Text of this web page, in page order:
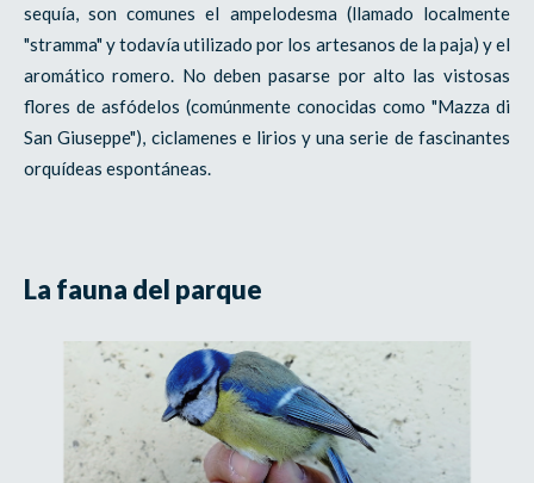
sequía, son comunes el ampelodesma (llamado localmente
"stramma" y todavía utilizado por los artesanos de la paja) y el
aromático romero. No deben pasarse por alto las vistosas
flores de asfódelos (comúnmente conocidas como "Mazza di
San Giuseppe"), ciclamenes e lirios y una serie de fascinantes
orquídeas espontáneas.
La fauna del parque